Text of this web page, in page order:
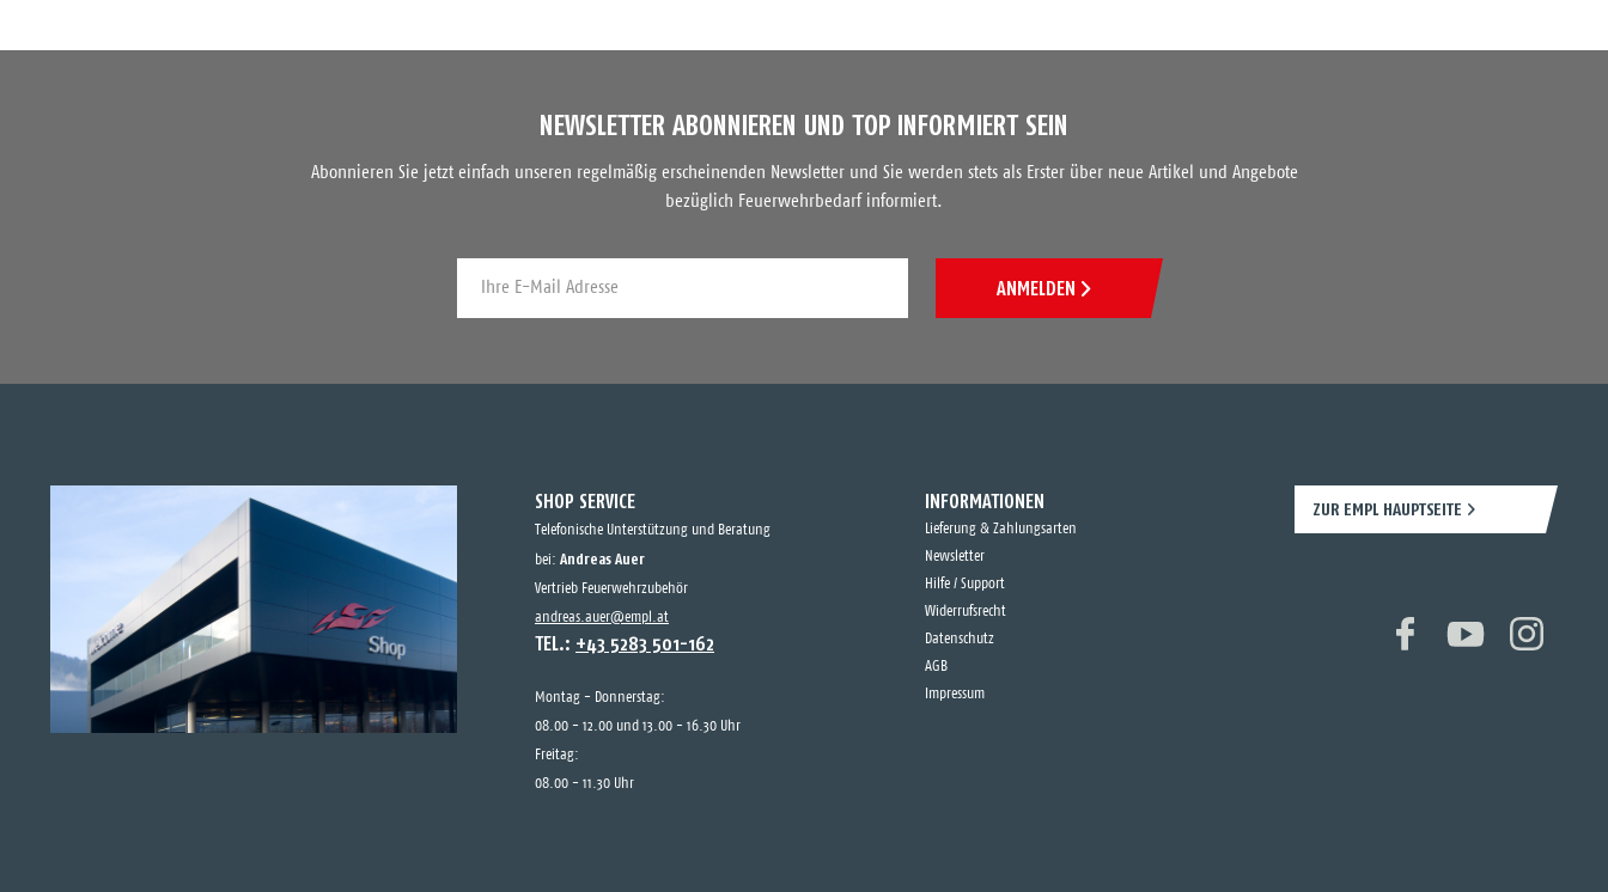
NEWSLETTER ABONNIEREN UND TOP INFORMIERT SEIN
Abonnieren Sie jetzt einfach unseren regelmäßig erscheinenden Newsletter und Sie werden stets als Erster über neue Artikel und Angebote
bezüglich Feuerwehrbedarf informiert.
ANMELDEN
SHOP SERVICE
Telefonische Unterstützung und Beratung
bei: Andreas Auer
Vertrieb Feuerwehrzubehör
andreas.auer@empl.at
TEL.: +43 5283 501-162
Montag - Donnerstag:
08.00 - 12.00 und 13.00 - 16.30 Uhr
Freitag:
08.00 - 11.30 Uhr
INFORMATIONEN
Lieferung & Zahlungsarten
Newsletter
Hilfe / Support
Widerrufsrecht
Datenschutz
AGB
Impressum
ZUR EMPL HAUPTSEITE